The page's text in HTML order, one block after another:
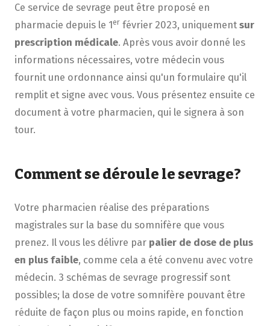
Ce service de sevrage peut être proposé en
pharmacie depuis le 1erfévrier 2023, uniquement sur
prescription médicale. Après vous avoir donné les
informations nécessaires, votre médecin vous
fournit une ordonnance ainsi qu'un formulaire qu'il
remplit et signe avec vous. Vous présentez ensuite ce
document à votre pharmacien, qui le signera à son
tour.
Comment se déroule le sevrage?
Votre pharmacien réalise des préparations
magistrales sur la base du somnifère que vous
prenez. Il vous les délivre par palier de dose de plus
en plus faible, comme cela a été convenu avec votre
médecin. 3 schémas de sevrage progressif sont
possibles; la dose de votre somnifère pouvant être
réduite de façon plus ou moins rapide, en fonction